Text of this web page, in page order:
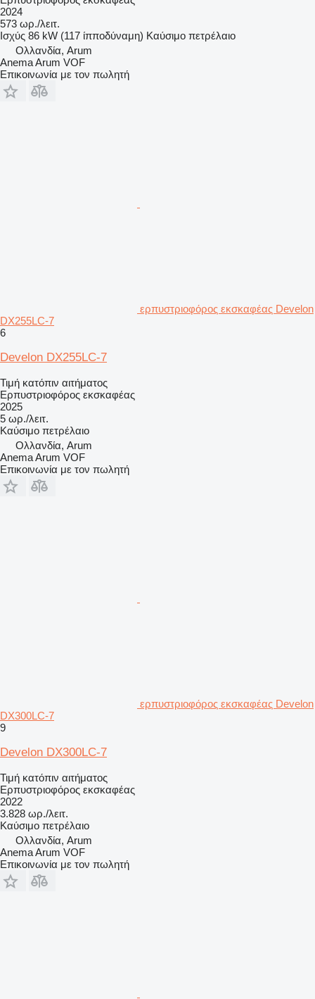
2024
573 ωρ./λειτ.
Ισχύς 86 kW (117 ίπποδύναμη) Καύσιμο πετρέλαιο
Ολλανδία, Arum
Anema Arum VOF
Επικοινωνία με τον πωλητή
ερπυστριοφόρος εκσκαφέας Develon
DX255LC-7
6
Develon DX255LC-7
Τιμή κατόπιν αιτήματος
Ερπυστριοφόρος εκσκαφέας
2025
5 ωρ./λειτ.
Καύσιμο πετρέλαιο
Ολλανδία, Arum
Anema Arum VOF
Επικοινωνία με τον πωλητή
ερπυστριοφόρος εκσκαφέας Develon
DX300LC-7
9
Develon DX300LC-7
Τιμή κατόπιν αιτήματος
Ερπυστριοφόρος εκσκαφέας
2022
3.828 ωρ./λειτ.
Καύσιμο πετρέλαιο
Ολλανδία, Arum
Anema Arum VOF
Επικοινωνία με τον πωλητή